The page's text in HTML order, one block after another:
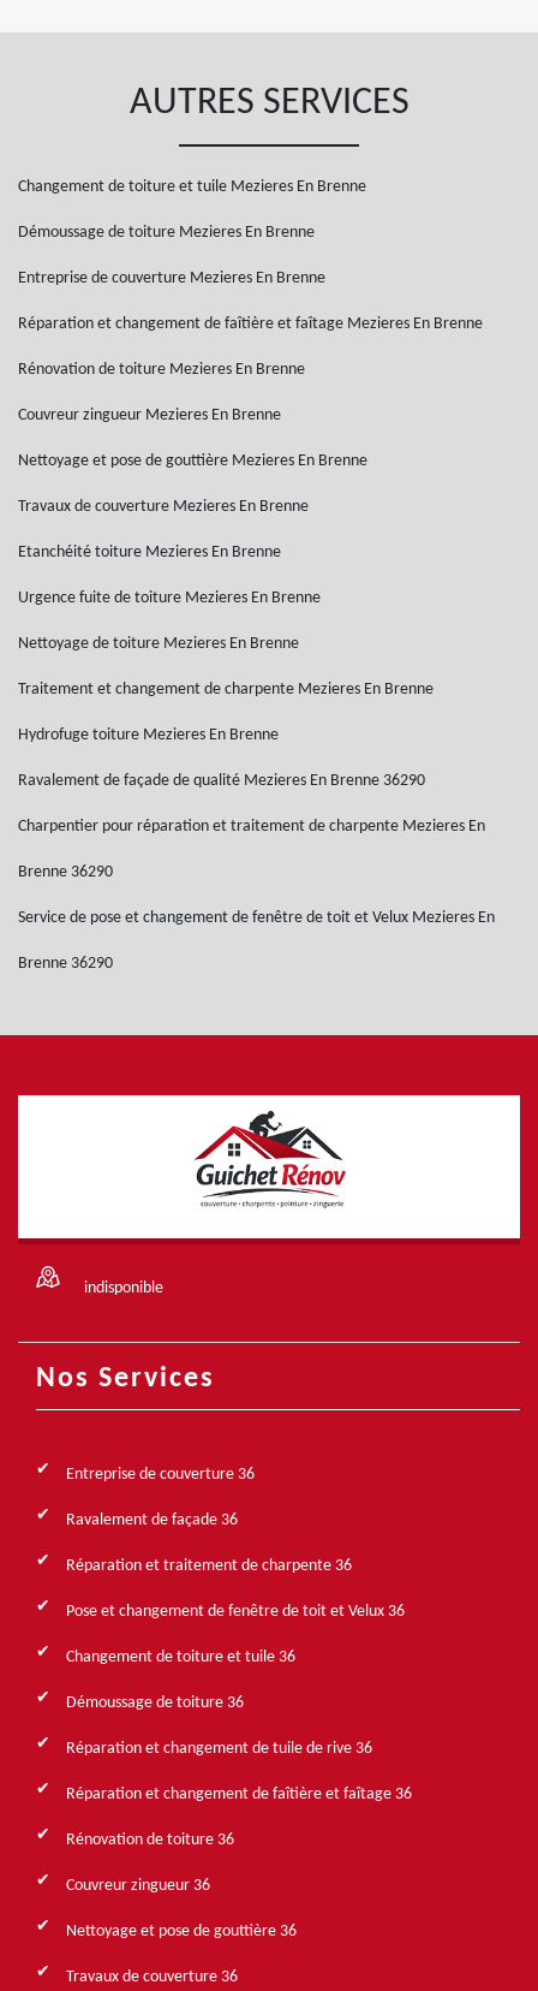
AUTRES SERVICES
Changement de toiture et tuile Mezieres En Brenne
Démoussage de toiture Mezieres En Brenne
Entreprise de couverture Mezieres En Brenne
Réparation et changement de faîtière et faîtage Mezieres En Brenne
Rénovation de toiture Mezieres En Brenne
Couvreur zingueur Mezieres En Brenne
Nettoyage et pose de gouttière Mezieres En Brenne
Travaux de couverture Mezieres En Brenne
Etanchéité toiture Mezieres En Brenne
Urgence fuite de toiture Mezieres En Brenne
Nettoyage de toiture Mezieres En Brenne
Traitement et changement de charpente Mezieres En Brenne
Hydrofuge toiture Mezieres En Brenne
Ravalement de façade de qualité Mezieres En Brenne 36290
Charpentier pour réparation et traitement de charpente Mezieres En
Brenne 36290
Service de pose et changement de fenêtre de toit et Velux Mezieres En
Brenne 36290
indisponible
Nos Services
Entreprise de couverture 36
Ravalement de façade 36
Réparation et traitement de charpente 36
Pose et changement de fenêtre de toit et Velux 36
Changement de toiture et tuile 36
Démoussage de toiture 36
Réparation et changement de tuile de rive 36
Réparation et changement de faîtière et faîtage 36
Rénovation de toiture 36
Couvreur zingueur 36
Nettoyage et pose de gouttière 36
Travaux de couverture 36